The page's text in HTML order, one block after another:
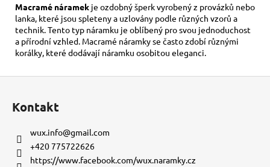
Macramé náramek je ozdobný šperk vyrobený z provázků nebo
lanka, které jsou spleteny a uzlovány podle různých vzorů a
technik. Tento typ náramku je oblíbený pro svou jednoduchost
a přírodní vzhled. Macramé náramky se často zdobí různými
korálky, které dodávají náramku osobitou eleganci.
Kontakt
wux.info@gmail.com
+420 775722626
https://www.facebook.com/wux.naramky.cz